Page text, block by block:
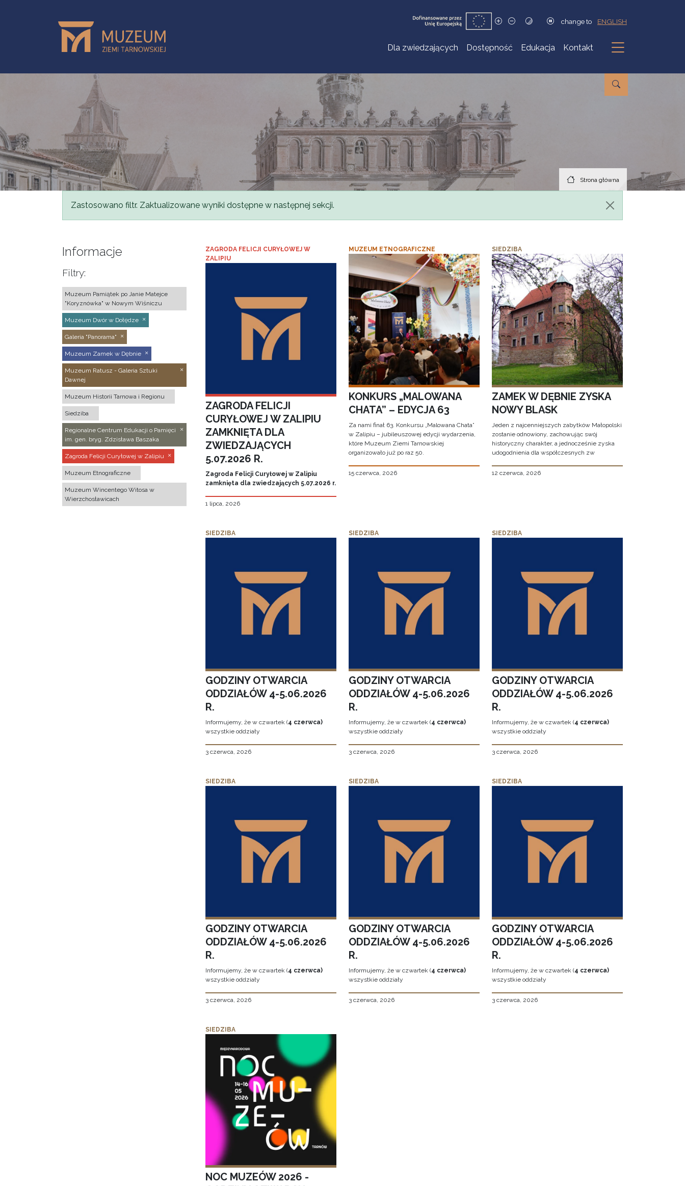
change to ENGLISH
Dla zwiedzających Dostępność Edukacja Kontakt
Podmenu
Strona główna
Komunikat
Zastosowano filtr. Zaktualizowane wyniki dostępne w następnej sekcji.
Informacje
Filtry:
Muzeum Pamiątek po Janie Matejce
"Koryznówka" w Nowym Wiśniczu
Muzeum Dwór w Dołędze
Galeria "Panorama"
Muzeum Zamek w Dębnie
Muzeum Ratusz - Galeria Sztuki
Dawnej
Muzeum Historii Tarnowa i Regionu
Siedziba
Regionalne Centrum Edukacji o Pamięci
im. gen. bryg. Zdzisława Baszaka
Zagroda Felicji Curyłowej w Zalipiu
Muzeum Etnograficzne
Muzeum Wincentego Witosa w
Wierzchosławicach
ZAGRODA FELICJI CURYŁOWEJ W
ZALIPIU
ZAGRODA FELICJI
CURYŁOWEJ W ZALIPIU
ZAMKNIĘTA DLA
ZWIEDZAJĄCYCH
5.07.2026 R.
Zagroda Felicji Curyłowej w Zalipiu
zamknięta dla zwiedzających 5.07.2026 r.
1 lipca, 2026
MUZEUM ETNOGRAFICZNE
KONKURS „MALOWANA
CHATA” – EDYCJA 63
Za nami finał 63. Konkursu „Malowana Chata”
w Zalipiu – jubileuszowej edycji wydarzenia,
które Muzeum Ziemi Tarnowskiej
organizowało już po raz 50.
15 czerwca, 2026
SIEDZIBA
ZAMEK W DĘBNIE ZYSKA
NOWY BLASK
Jeden z najcenniejszych zabytków Małopolski
zostanie odnowiony, zachowując swój
historyczny charakter, a jednocześnie zyska
udogodnienia dla współczesnych zw
12 czerwca, 2026
SIEDZIBA
GODZINY OTWARCIA
ODDZIAŁÓW 4-5.06.2026
R.
Informujemy, że w czwartek (4 czerwca)
wszystkie oddziały
3 czerwca, 2026
SIEDZIBA
GODZINY OTWARCIA
ODDZIAŁÓW 4-5.06.2026
R.
Informujemy, że w czwartek (4 czerwca)
wszystkie oddziały
3 czerwca, 2026
SIEDZIBA
GODZINY OTWARCIA
ODDZIAŁÓW 4-5.06.2026
R.
Informujemy, że w czwartek (4 czerwca)
wszystkie oddziały
3 czerwca, 2026
SIEDZIBA
GODZINY OTWARCIA
ODDZIAŁÓW 4-5.06.2026
R.
Informujemy, że w czwartek (4 czerwca)
wszystkie oddziały
3 czerwca, 2026
SIEDZIBA
GODZINY OTWARCIA
ODDZIAŁÓW 4-5.06.2026
R.
Informujemy, że w czwartek (4 czerwca)
wszystkie oddziały
3 czerwca, 2026
SIEDZIBA
GODZINY OTWARCIA
ODDZIAŁÓW 4-5.06.2026
R.
Informujemy, że w czwartek (4 czerwca)
wszystkie oddziały
3 czerwca, 2026
SIEDZIBA
NOC MUZEÓW 2026 -